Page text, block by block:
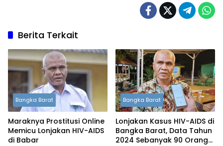
Berita Terkait
Bangka Barat
Maraknya Prostitusi Online
Memicu Lonjakan HIV-AIDS
di Babar
Bangka Barat
Lonjakan Kasus HIV-AIDS di
Bangka Barat, Data Tahun
2024 Sebanyak 90 Orang